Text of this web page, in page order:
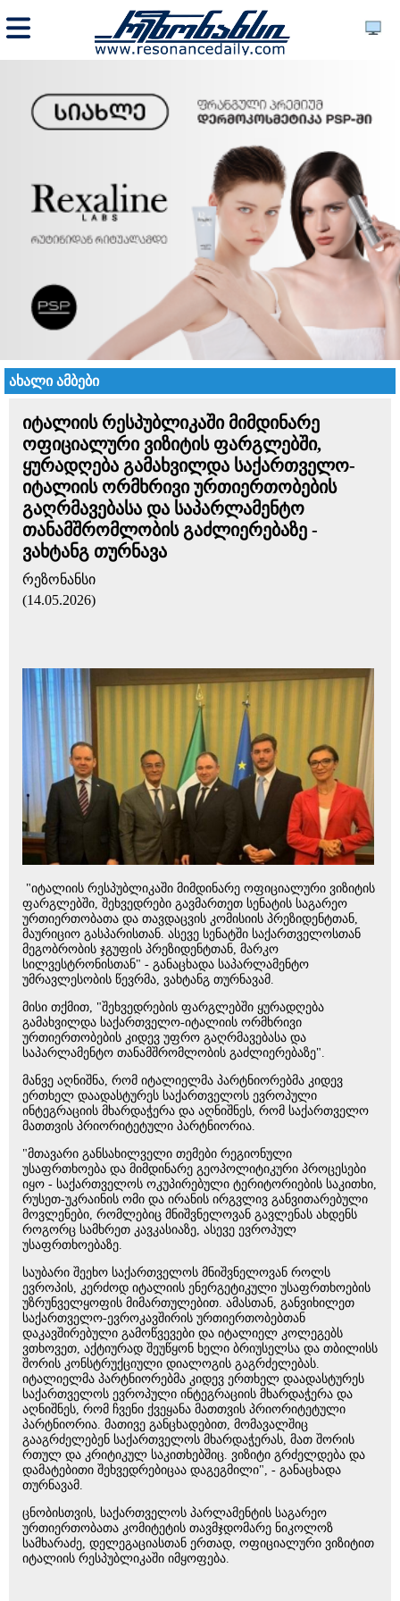
ახალი ამბები
იტალიის რესპუბლიკაში მიმდინარე
ოფიციალური ვიზიტის ფარგლებში,
ყურადღება გამახვილდა საქართველო-
იტალიის ორმხრივი ურთიერთობების
გაღრმავებასა და საპარლამენტო
თანამშრომლობის გაძლიერებაზე -
ვახტანგ თურნავა
რეზონანსი
(14.05.2026)
"იტალიის რესპუბლიკაში მიმდინარე ოფიციალური ვიზიტის
ფარგლებში, შეხვედრები გავმართეთ სენატის საგარეო
ურთიერთობათა და თავდაცვის კომისიის პრეზიდენტთან,
მაურიციო გასპარისთან. ასევე სენატში საქართველოსთან
მეგობრობის ჯგუფის პრეზიდენტთან, მარკო
სილვესტრონისთან" - განაცხადა საპარლამენტო
უმრავლესობის წევრმა, ვახტანგ თურნავამ.
მისი თქმით, "შეხვედრების ფარგლებში ყურადღება
გამახვილდა საქართველო-იტალიის ორმხრივი
ურთიერთობების კიდევ უფრო გაღრმავებასა და
საპარლამენტო თანამშრომლობის გაძლიერებაზე".
მანვე აღნიშნა, რომ იტალიელმა პარტნიორებმა კიდევ
ერთხელ დაადასტურეს საქართველოს ევროპული
ინტეგრაციის მხარდაჭერა და აღნიშნეს, რომ საქართველო
მათთვის პრიორიტეტული პარტნიორია.
"მთავარი განსახილველი თემები რეგიონული
უსაფრთხოება და მიმდინარე გეოპოლიტიკური პროცესები
იყო - საქართველოს ოკუპირებული ტერიტორიების საკითხი,
რუსეთ-უკრაინის ომი და ირანის ირგვლივ განვითარებული
მოვლენები, რომლებიც მნიშვნელოვან გავლენას ახდენს
როგორც სამხრეთ კავკასიაზე, ასევე ევროპულ
უსაფრთხოებაზე.
საუბარი შეეხო საქართველოს მნიშვნელოვან როლს
ევროპის, კერძოდ იტალიის ენერგეტიკული უსაფრთხოების
უზრუნველყოფის მიმართულებით. ამასთან, განვიხილეთ
საქართველო-ევროკავშირის ურთიერთობებთან
დაკავშირებული გამოწვევები და იტალიელ კოლეგებს
ვთხოვეთ, აქტიურად შეუწყონ ხელი ბრიუსელსა და თბილისს
შორის კონსტრუქციული დიალოგის გაგრძელებას.
იტალიელმა პარტნიორებმა კიდევ ერთხელ დაადასტურეს
საქართველოს ევროპული ინტეგრაციის მხარდაჭერა და
აღნიშნეს, რომ ჩვენი ქვეყანა მათთვის პრიორიტეტული
პარტნიორია. მათივე განცხადებით, მომავალშიც
გააგრძელებენ საქართველოს მხარდაჭერას, მათ შორის
რთულ და კრიტიკულ საკითხებშიც. ვიზიტი გრძელდება და
დამატებითი შეხვედრებიცაა დაგეგმილი", - განაცხადა
თურნავამ.
ცნობისთვის, საქართველოს პარლამენტის საგარეო
ურთიერთობათა კომიტეტის თავმჯდომარე ნიკოლოზ
სამხარაძე, დელეგაციასთან ერთად, ოფიციალური ვიზიტით
იტალიის რესპუბლიკაში იმყოფება.